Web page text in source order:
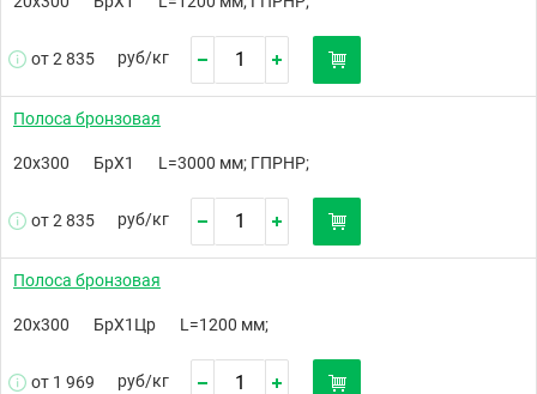
от 2 835 руб/кг
Полоса бронзовая
20х300 БрХ1 L=3000 мм; ГПРНР;
от 2 835 руб/кг
Полоса бронзовая
20х300 БрХ1Цр L=1200 мм;
от 1 969 руб/кг